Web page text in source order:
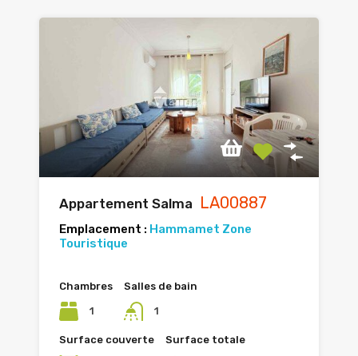
Appartement Salma LA00887
Emplacement : Hammamet Zone
Touristique
Chambres
1
Salles de bain
1
Surface couverte Surface totale